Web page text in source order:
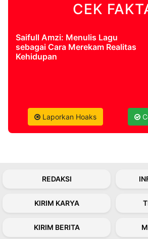
CEK
Saifull Amzi: Menulis Lagu
sebagai Cara Merekam Realitas
Kehidupan
Laporkan Hoaks
REDAKSI
KIRIM KARYA
KIRIM BERITA